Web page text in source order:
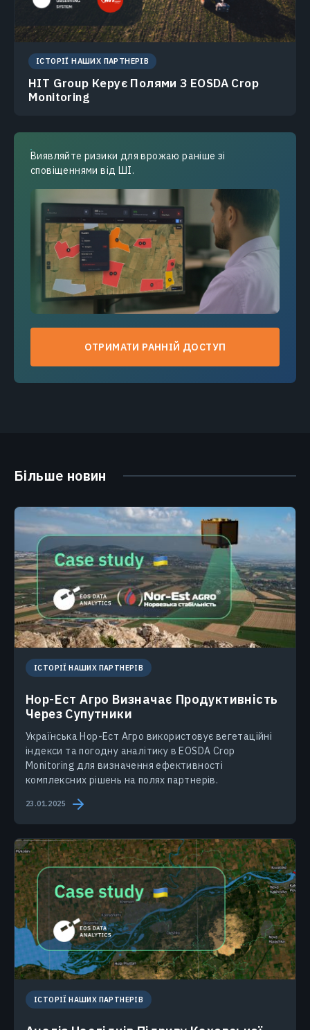
ІСТОРІЇ НАШИХ ПАРТНЕРІВ
HIT Group Керує Полями З EOSDA Crop
Monitoring
Виявляйте ризики для врожаю раніше зі
сповіщеннями від ШІ.
ОТРИМАТИ РАННІЙ ДОСТУП
Більше новин
ІСТОРІЇ НАШИХ ПАРТНЕРІВ
Нор-Ест Агро Визначає Продуктивність
Через Супутники
Українська Нор-Ест Агро використовує вегетаційні
індекси та погодну аналітику в EOSDA Crop
Monitoring для визначення ефективності
комплексних рішень на полях партнерів.
23.01.2025
ІСТОРІЇ НАШИХ ПАРТНЕРІВ